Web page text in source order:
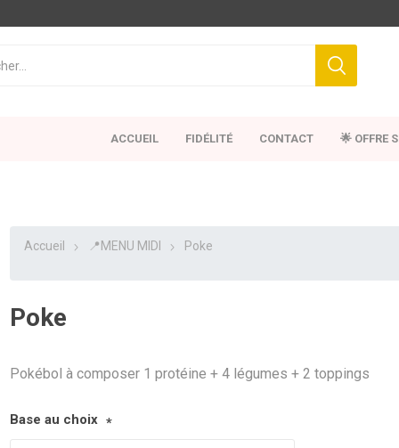
ACCUEIL FIDÉLITÉ CONTACT 🌟 OFFRE
Accueil 📍MENU MIDI Poke
Poke
Pokébol à composer 1 protéine + 4 légumes + 2 toppings
Base au choix *